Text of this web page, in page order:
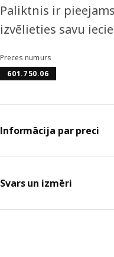
Paliktnis ir
izvēlieties savu
Preces numurs
601.750.06
Informācija par preci
Svars un izmēri